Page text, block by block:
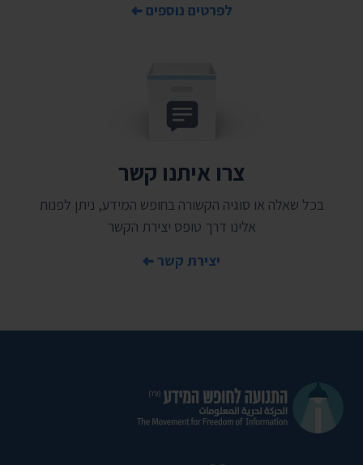
לפרטים נוספים
צרו איתנו קשר
בכל שאלה או סוגיה הקשורה בחופש המידע, ניתן לפנות
אלינו דרך טופס יצירת הקשר
יצירת קשר